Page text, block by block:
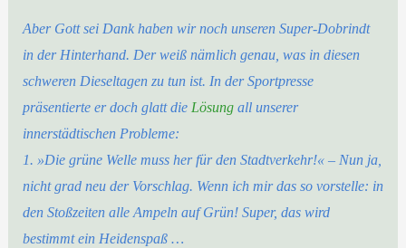
Aber Gott sei Dank haben wir noch unseren Super-Dobrindt
in der Hinterhand. Der weiß nämlich genau, was in diesen
schweren Dieseltagen zu tun ist. In der Sportpresse
präsentierte er doch glatt die Lösungall unserer
innerstädtischen Probleme:
1. »Die grüne Welle muss her für den Stadtverkehr!« – Nun ja,
nicht grad neu der Vorschlag. Wenn ich mir das so vorstelle: in
den Stoßzeiten alle Ampeln auf Grün! Super, das wird
bestimmt ein Heidenspaß …